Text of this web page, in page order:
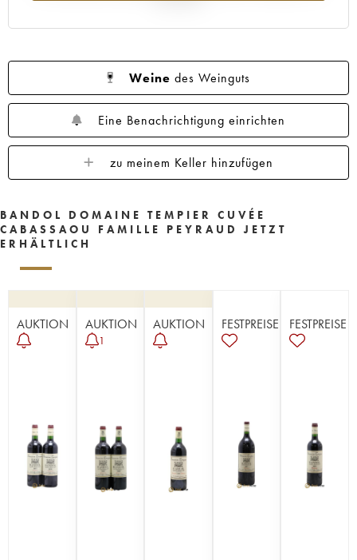
Weine des Weinguts
Eine Benachrichtigung einrichten
zu meinem Keller hinzufügen
BANDOL DOMAINE TEMPIER CUVÉE
CABASSAOU FAMILLE PEYRAUD JETZT
ERHÄLTLICH
AUKTION AUKTION
1
AUKTION FESTPREISE FESTPREISE